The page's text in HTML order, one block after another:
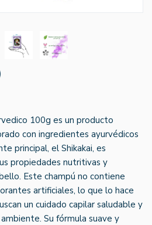
100g es un producto
con ingredientes ayurvédicos
principal, el Shikakai, es
propiedades nutritivas y
Este champú no contiene
artificiales, lo que lo hace
un cuidado capilar saludable y
Su fórmula suave y